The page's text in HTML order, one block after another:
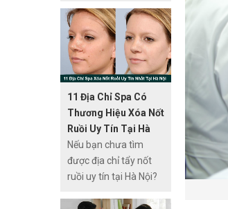
Thuocthang.com.vn
sẽ chia sẻ top những
địa chỉ khám sức khỏe
tổng quát tốt nhất
TPHCM.
hôi vùng da dưới cánh
tay. Tuy nhiên để đảm
bảo an toàn, cần thực
hiện phương pháp này
tại các cơ sở uy tín.
Nếu đang tìm kiếm địa
chỉ cắt tuyến mồ hôi
nách an toàn tại
TPHCM, bạn có thể
cân nhắc 1 trong
những gợi ý được tổng
hợp trong bài viết sau.
11 Địa Chỉ Spa Có
Thương Hiệu Xóa Nốt
Ruồi Uy Tín Tại Hà
Nội
Nếu bạn chưa tìm
được địa chỉ tẩy nốt
ruồi uy tín tại Hà Nội?